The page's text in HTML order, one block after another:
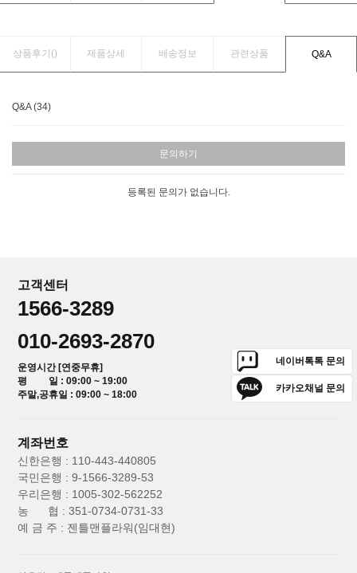
상품후기() 제품상세 배송정보 관련상품 Q&A
Q&A (34)
문의하기
등록된 문의가 없습니다.
고객센터
1566-3289
010-2693-2870
운영시간 [연중무휴]
평 일 : 09:00 ~ 19:00
주말,공휴일 : 09:00 ~ 18:00
네이버톡톡 문의
카카오채널 문의
계좌번호
신한은행 : 110-443-440805
국민은행 : 9-1566-3289-53
우리은행 : 1005-302-562252
농 협 : 351-0734-0731-33
예 금 주 : 젠틀맨플라워(임대현)